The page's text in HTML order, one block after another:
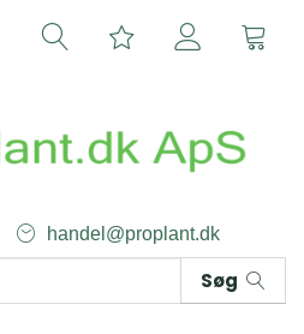
handel@proplant.dk
Søg